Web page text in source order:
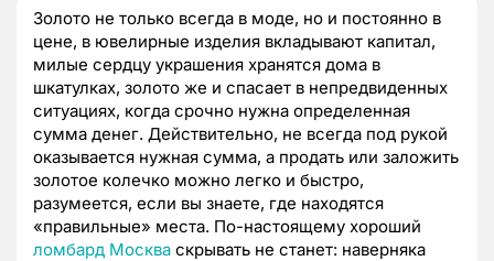
Золото не только всегда в моде, но и постоянно в
цене, в ювелирные изделия вкладывают капитал,
милые сердцу украшения хранятся дома в
шкатулках, золото же и спасает в непредвиденных
ситуациях, когда срочно нужна определенная
сумма денег. Действительно, не всегда под рукой
оказывается нужная сумма, а продать или заложить
золотое колечко можно легко и быстро,
разумеется, если вы знаете, где находятся
«правильные» места. По-настоящему хороший
ломбард Москва скрывать не станет: наверняка